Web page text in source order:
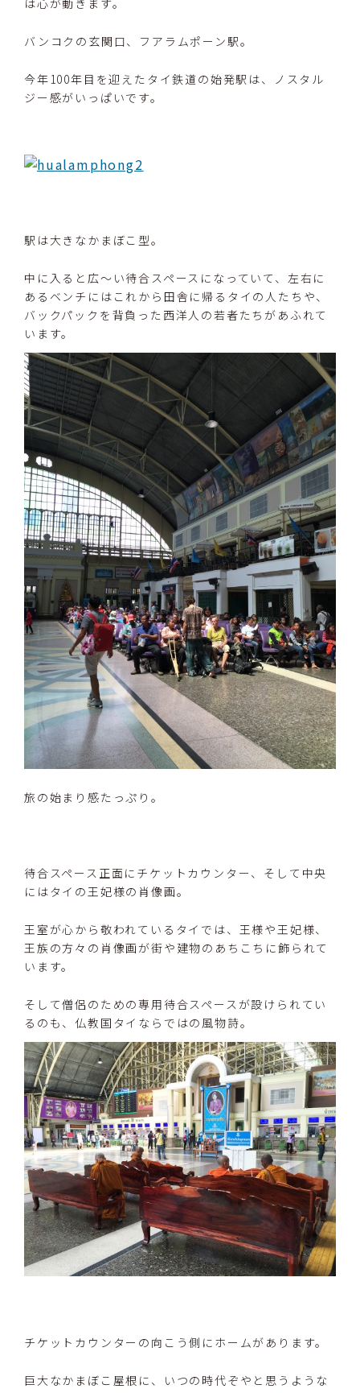
バンコクの玄関口、フアラムポーン駅。
今年100年目を迎えたタイ鉄道の始発駅は、ノスタル
ジー感がいっぱいです。
駅は大きなかまぼこ型。
中に入ると広〜い待合スペースになっていて、左右に
あるベンチにはこれから田舎に帰るタイの人たちや、
バックパックを背負った西洋人の若者たちがあふれて
います。
旅の始まり感たっぷり。
待合スペース正面にチケットカウンター、そして中央
にはタイの王妃様の肖像画。
王室が心から敬われているタイでは、王様や王妃様、
王族の方々の肖像画が街や建物のあちこちに飾られて
います。
そして僧侶のための専用待合スペースが設けられてい
るのも、仏教国タイならではの風物詩。
チケットカウンターの向こう側にホームがあります。
巨大なかまぼこ屋根に、いつの時代ぞやと思うような